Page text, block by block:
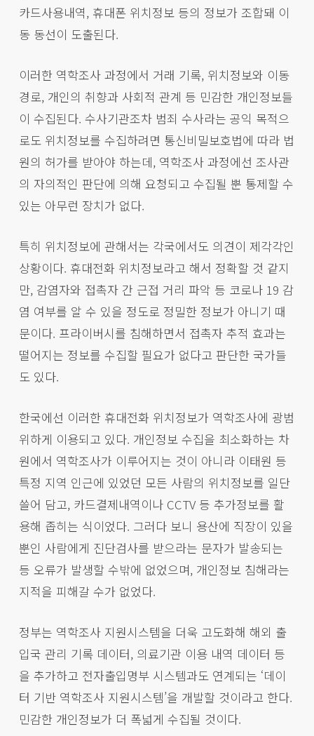
카드사용내역, 휴대폰 위치정보 등의 정보가 조합돼 이
동 동선이 도출된다.
이러한 역학조사 과정에서 거래 기록, 위치정보와 이동
경로, 개인의 취향과 사회적 관계 등 민감한 개인정보들
이 수집된다. 수사기관조차 범죄 수사라는 공익 목적으
로도 위치정보를 수집하려면 통신비밀보호법에 따라 법
원의 허가를 받아야 하는데, 역학조사 과정에선 조사관
의 자의적인 판단에 의해 요청되고 수집될 뿐 통제할 수
있는 아무런 장치가 없다.
특히 위치정보에 관해서는 각국에서도 의견이 제각각인
상황이다. 휴대전화 위치정보라고 해서 정확할 것 같지
만, 감염자와 접촉자 간 근접 거리 파악 등 코로나 19 감
염 여부를 알 수 있을 정도로 정밀한 정보가 아니기 때
문이다. 프라이버시를 침해하면서 접촉자 추적 효과는
떨어지는 정보를 수집할 필요가 없다고 판단한 국가들
도 있다.
한국에선 이러한 휴대전화 위치정보가 역학조사에 광범
위하게 이용되고 있다. 개인정보 수집을 최소화하는 차
원에서 역학조사가 이루어지는 것이 아니라 이태원 등
특정 지역 인근에 있었던 모든 사람의 위치정보를 일단
쓸어 담고, 카드결제내역이나 CCTV 등 추가정보를 활
용해 좁히는 식이었다. 그러다 보니 용산에 직장이 있을
뿐인 사람에게 진단검사를 받으라는 문자가 발송되는
등 오류가 발생할 수밖에 없었으며, 개인정보 침해라는
지적을 피해갈 수가 없었다.
정부는 역학조사 지원시스템을 더욱 고도화해 해외 출
입국 관리 기록 데이터, 의료기관 이용 내역 데이터 등
을 추가하고 전자출입명부 시스템과도 연계되는 ‘데이
터 기반 역학조사 지원시스템’을 개발할 것이라고 한다.
민감한 개인정보가 더 폭넓게 수집될 것이다.